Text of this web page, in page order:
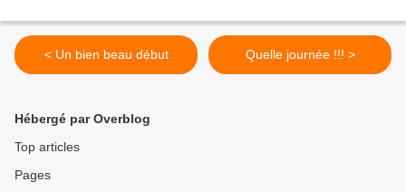
< Un bien beau début Quelle journée !!! >
Hébergé par Overblog
Top articles
Pages